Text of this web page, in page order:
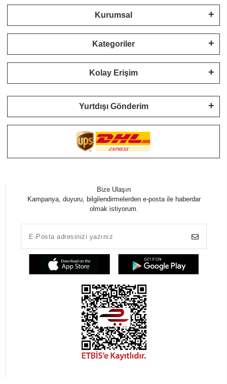
Kurumsal
Kategoriler
Kolay Erişim
Yurtdışı Gönderim
Bize Ulaşın
Kampanya, duyuru, bilgilendirmelerden e-posta ile haberdar
olmak istiyorum.